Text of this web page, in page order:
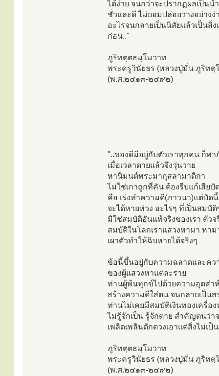
ได้ง่าย จนกว่าจะปรากฏผลเป็น
ชั่วและดี ไม่ยอมปล่อยวางอย่าง
อะไรจนกลายเป็นนิสัยแล้วเป็นสิ่
ก่อน.."
ภูริทตฺตธมฺโมวาท
พระครูวินัยธร (หลวงปู่มั่น ภูริทตฺ
(พ.ศ.๒๔๑๓-๒๔๙๒)
"..ของดีมีอยู่กับตัวเราทุกคน ก็พา
เมื่อเวลาตายแล้วจึงวุ่นวาย
หานิมนต์พระมากุสลามาติกา
ไม่ใช่เกาถูกที่คัน ต้องรีบแก้เสียบั
คือ เร่งทำความดี(ภาวนา)แต่บัดนี้
จะได้หายห่วง อะไรๆ ที่เป็นสมบั
มิใช่สมบัติอันแท้จริงของเรา ตัว
สมบัติในโลกเราแสวงหามา หาม
เผาตัวทำให้ฉิบหายได้จริงๆ
ข้อนี้ขึ้นอยู่กับความฉลาดและคว
ของผู้แสวงหาแต่ละราย
ท่านผู้พ้นทุกข์ไปด้วยความอุตส่า
สร้างความดีใส่ตน จนกลายเป็น
ท่านไม่เคยมีสมบัติเงินทองเครื่อ
ไม่รู้จักเป็น รู้จักตาย สำคัญตนว่
เพลิดเพลินตักตวงเอาแต่สิ่งไม่เ
ภูริทตฺตธมฺโมวาท
พระครูวินัยธร (หลวงปู่มั่น ภูริทตฺ
(พ.ศ.๒๔๑๓-๒๔๙๒)